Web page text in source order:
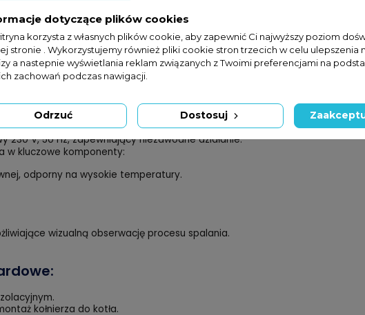
nowoczesne urządzenia charakteryzujące się wysoką funkcjonalnością i
do przodu, zapewniający efektywny przepływ powietrza.
, który minimalizuje poziom hałasu podczas pracy.
zamknięta w trybie czuwania, z możliwością regulacji zewnętrznej bez
230 V, 50 Hz, zapewniający niezawodne działanie.
w kluczowe komponenty:
odporny na wysokie temperatury.
wizualną obserwację procesu spalania.
kołnierza do kotła.
dotyczące plików cookies
korzysta z własnych plików cookie, aby zapewnić Ci najwyższy poziom
stronie . Wykorzystujemy również pliki cookie stron trzecich w celu ulepszenia
a nastepnie wyświetlania reklam związanych z Twoimi preferencjami na
zachowań podczas nawigacji.
Odrzuć Dostosuj